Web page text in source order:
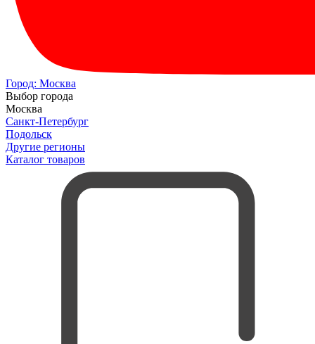
Город: Москва
Выбор города
Москва
Санкт-Петербург
Подольск
Другие регионы
Каталог товаров